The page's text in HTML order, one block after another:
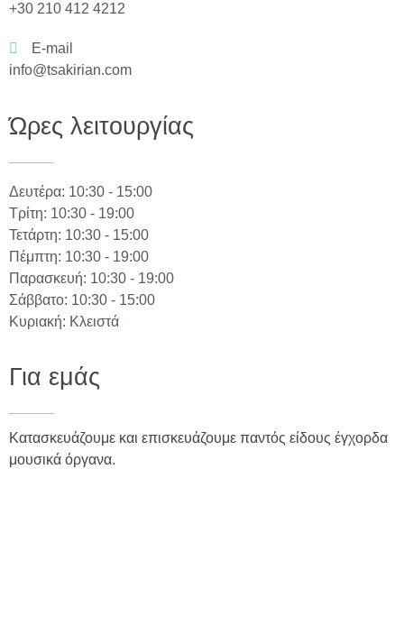
+30 210 412 4212
E-mail
info@tsakirian.com
Ώρες λειτουργίας
Δευτέρα: 10:30 - 15:00
Τρίτη: 10:30 - 19:00
Τετάρτη: 10:30 - 15:00
Πέμπτη: 10:30 - 19:00
Παρασκευή: 10:30 - 19:00
Σάββατο: 10:30 - 15:00
Κυριακή: Κλειστά
Για εμάς
Κατασκευάζουμε και επισκευάζουμε παντός είδους έγχορδα
μουσικά όργανα.